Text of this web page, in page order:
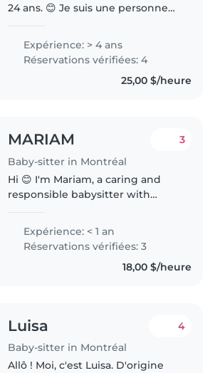
24 ans. 😊 Je suis une personne
travail auprès des enfants. J'ai
plus de 4 ans d'expérience avec
des enfants de tous..
Expérience: > 4 ans
Réservations vérifiées: 4
25,00 $/heure
MARIAM
Baby-sitter in Montréal
3
Hi 😊 I'm Mariam, a caring and
responsible babysitter with
school‐aged kids. I'm CPR‐
certified and comfortable with
Expérience: < 1 an
Réservations vérifiées: 3
18,00 $/heure
Luisa
Baby-sitter in Montréal
4
Allô ! Moi, c'est Luisa. D'origine